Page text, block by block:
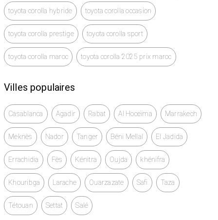
toyota corolla hybride toyota corolla occasion
toyota corolla prestige toyota corolla sport
toyota corolla maroc toyota corolla 2025 prix maroc
Villes populaires
Casablanca Agadir Rabat Al Hoceïma Marrakech
Meknès Nador Tanger Béni Mellal El Jadida
Errachidia Fès Kénitra Oujda khénifra
Khouribga Larache Ouarzazate Safi Taza
Tétouan Settat Salé